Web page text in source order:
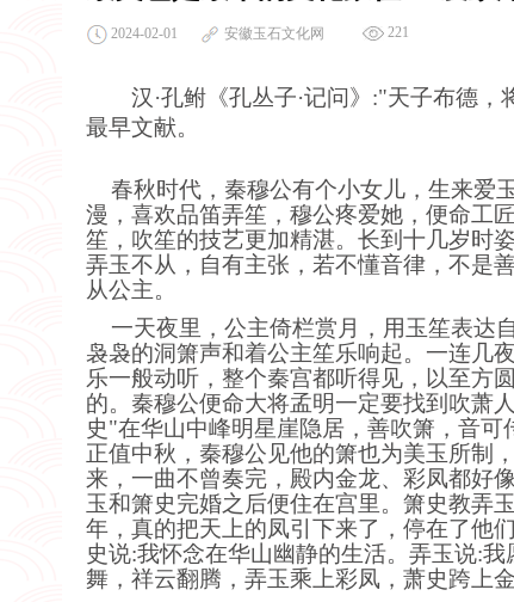
2024-02-01 安徽玉石文化网 221
汉·孔鲋《孔丛子·记问》:"天子布德
最早文献。
春秋时代，秦穆公有个小女儿，生来爱
漫，喜欢品笛弄笙，穆公疼爱她，便命工
笙 ，吹笙的技艺更加精湛。长到十几岁时
弄玉不从，自有主张，若不懂音律，不是
从公主。
一天夜里，公主倚栏赏月，用玉笙表达
袅袅的洞箫声和着公主笙乐响起。一连几
乐一般动听，整个秦宫都听得见，以至方
的。秦穆公便命大将孟明一定要找到吹萧
史"在华山中峰明星崖隐居，善吹箫，音
正值中秋，秦穆公见他的箫也为美玉所制
来，一曲不曾奏完，殿内金龙、彩凤都好像
玉和箫史完婚之后便住在宫里。箫史教弄
年，真的把天上的凤引下来了，停在了他
史说:我怀念在华山幽静的生活。弄玉说:
舞，祥云翻腾，弄玉乘上彩凤，萧史跨上